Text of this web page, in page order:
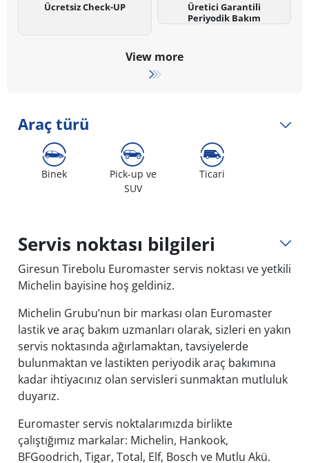
Ücretsiz Check-UP
Üretici Garantili
Periyodik Bakım
View more
Araç türü
Binek
Pick-up ve
SUV
Ticari
Servis noktası bilgileri
Giresun Tirebolu Euromaster servis noktası ve yetkili
Michelin bayisine hoş geldiniz.
Michelin Grubu’nun bir markası olan Euromaster
lastik ve araç bakım uzmanları olarak, sizleri en yakın
servis noktasında ağırlamaktan, tavsiyelerde
bulunmaktan ve lastikten periyodik araç bakımına
kadar ihtiyacınız olan servisleri sunmaktan mutluluk
duyarız.
Euromaster servis noktalarımızda birlikte
çalıştığımız markalar: Michelin, Hankook,
BFGoodrich, Tigar, Total, Elf, Bosch ve Mutlu Akü.